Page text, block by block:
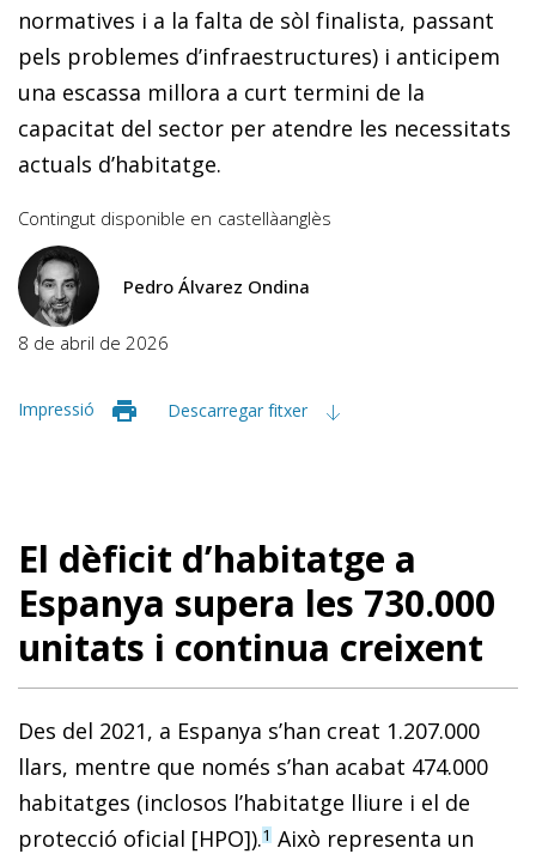
normatives i a la falta de sòl finalista, passant
pels problemes d’infraestructures) i anticipem
una escassa millora a curt termini de la
capacitat del sector per atendre les necessitats
actuals d’habitatge.
Contingut disponible en castellàanglès
Pedro Álvarez Ondina
8 de abril de 2026
Impressió Descarregar fitxer
El dèficit d’habitatge a
Espanya supera les 730.000
unitats i continua creixent
Des del 2021, a Espanya s’han creat 1.207.000
llars, mentre que només s’han acabat 474.000
habitatges (inclosos l’habitatge lliure i el de
protecció oficial [HPO]).1 Això representa un